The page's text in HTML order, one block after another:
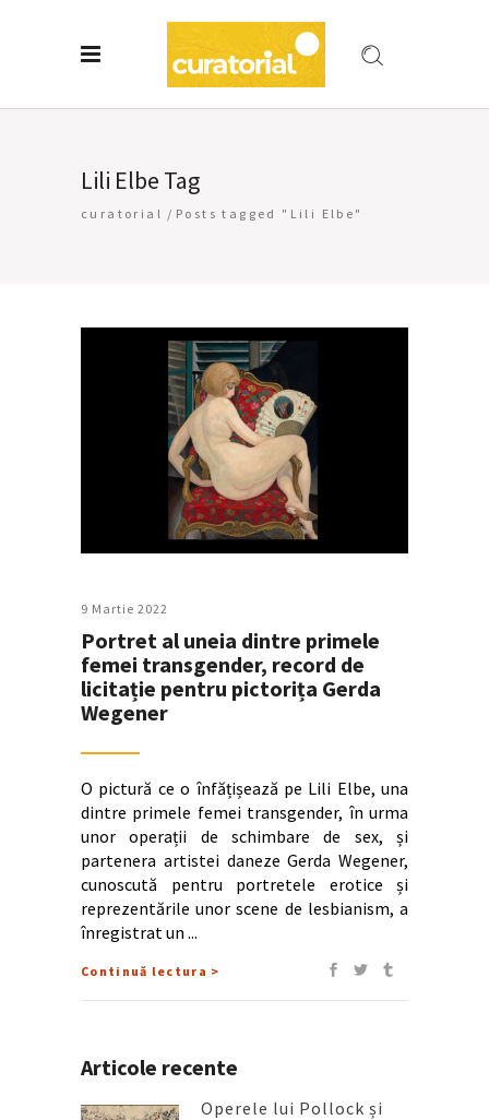
Lili Elbe Tag
curatorial / Posts tagged "Lili Elbe"
9 Martie 2022
Portret al uneia dintre primele
femei transgender, record de
licitație pentru pictorița Gerda
Wegener
O pictură ce o înfățișează pe Lili Elbe, una
dintre primele femei transgender, în urma
unor operații de schimbare de sex, și
partenera artistei daneze Gerda Wegener,
cunoscută pentru portretele erotice și
reprezentările unor scene de lesbianism, a
înregistrat un
Continuă lectura >
Articole recente
Operele lui Pollock și